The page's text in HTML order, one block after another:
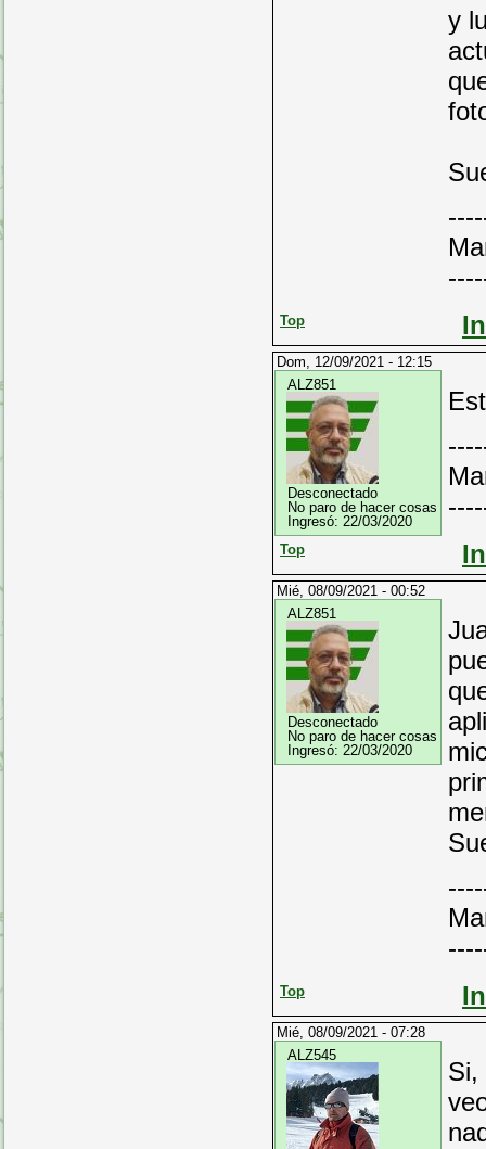
y
Top
Dom, 12/09/2021 - 12:15
ALZ851
Desconectado
No paro de hacer cosas
Ingresó: 22/03/2020
Top
Mié, 08/09/2021 - 00:52
ALZ851
Desconectado
No paro de hacer cosas
Ingresó: 22/03/2020
Top
Mié, 08/09/2021 - 07:28
ALZ545
Si,